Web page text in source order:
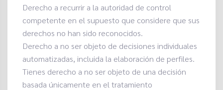
Derecho a recurrir a la autoridad de control
competente en el supuesto que considere que sus
derechos no han sido reconocidos.
Derecho a no ser objeto de decisiones individuales
automatizadas, incluida la elaboración de perfiles.
Tienes derecho a no ser objeto de una decisión
basada únicamente en el tratamiento